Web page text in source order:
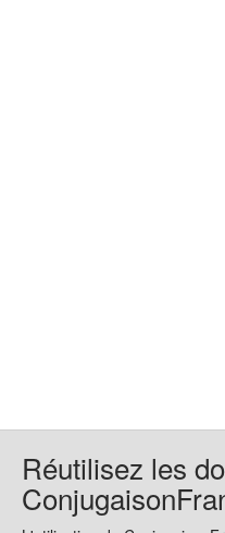
Réutilisez les